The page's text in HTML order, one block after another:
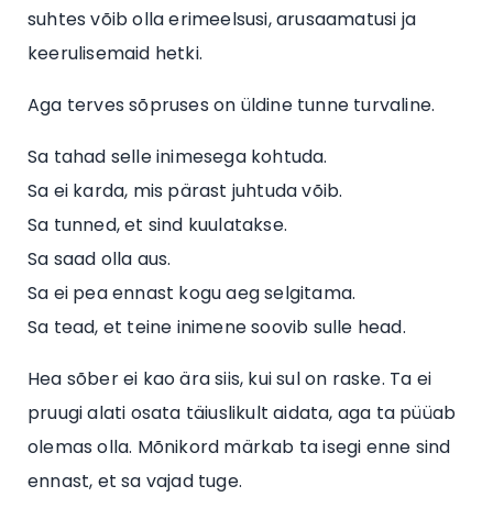
suhtes võib olla erimeelsusi, arusaamatusi ja
keerulisemaid hetki.
Aga terves sõpruses on üldine tunne turvaline.
Sa tahad selle inimesega kohtuda.
Sa ei karda, mis pärast juhtuda võib.
Sa tunned, et sind kuulatakse.
Sa saad olla aus.
Sa ei pea ennast kogu aeg selgitama.
Sa tead, et teine inimene soovib sulle head.
Hea sõber ei kao ära siis, kui sul on raske. Ta ei
pruugi alati osata täiuslikult aidata, aga ta püüab
olemas olla. Mõnikord märkab ta isegi enne sind
ennast, et sa vajad tuge.